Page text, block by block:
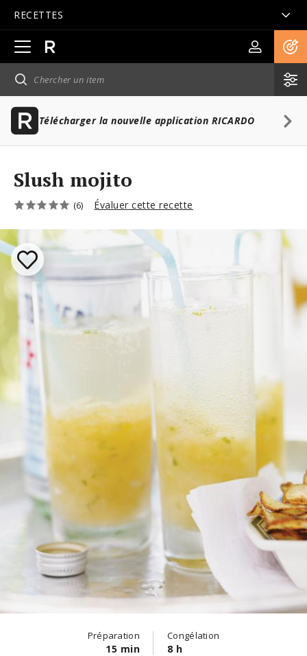
RECETTES
Ouvrir
la
navigation
principale
Télécharger la nouvelle application RICARDO
Slush mojito
(6) Évaluer cette recette
Préparation
15 min
Congélation
8 h